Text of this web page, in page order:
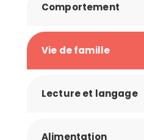
Comportement
Vie de famille
Lecture et langage
Alimentation